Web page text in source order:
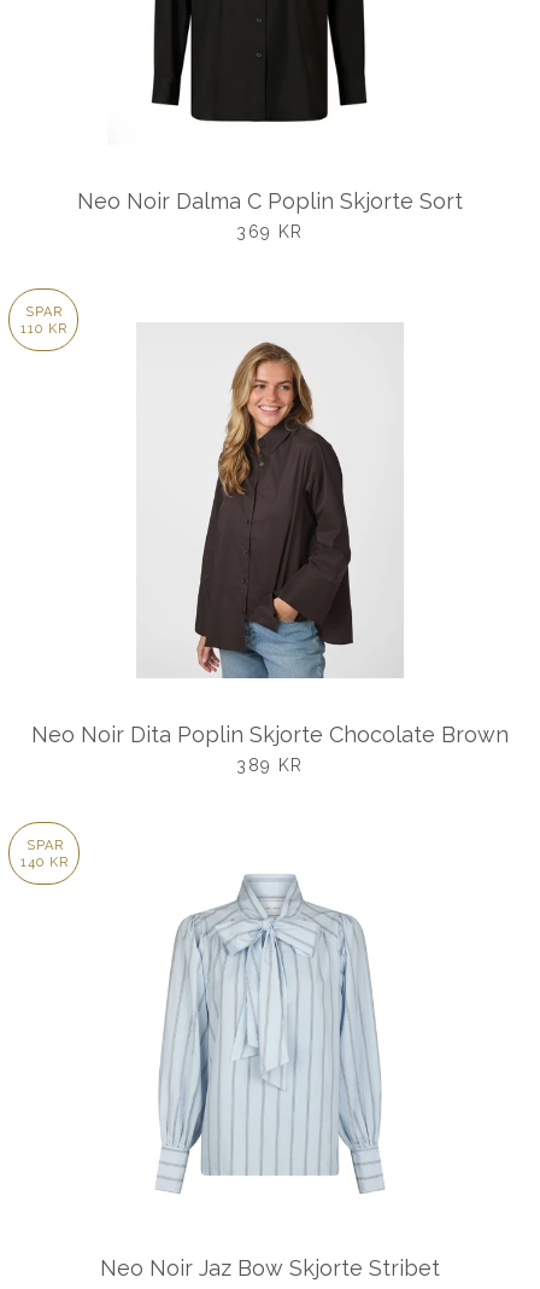
Neo Noir Dalma C Poplin Skjorte Sort
UDSALGSPRIS
369 KR
SPAR
110 KR
Neo Noir Dita Poplin Skjorte Chocolate Brown
UDSALGSPRIS
389 KR
SPAR
140 KR
Neo Noir Jaz Bow Skjorte Stribet